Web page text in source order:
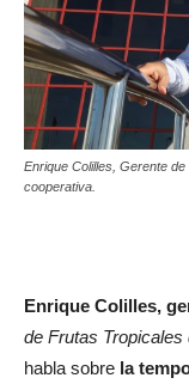
Enrique Colilles, Gerente
cooperativa.
Enrique Colilles,
de Frutas
habla sobre la